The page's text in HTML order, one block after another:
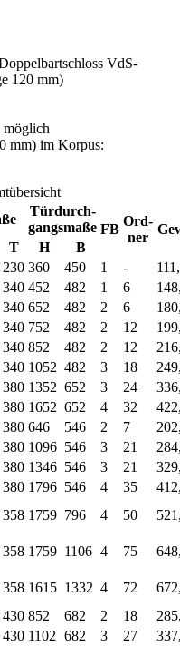
VdS-
120 mm)
möglich
mm) im Korpus:
Türdurch-
gangsmaße FB
Ord-
ner
T H
B
230 360 450 1 -
340 452 482 1 6
340 652 482 2 6
340 752 482 2 12
340 852 482 2 12
340 1052 482 3 18
380 1352 652 3 24
380 1652 652 4 32
380 646 546 2 7
380 1096 546 3 21
380 1346 546 3 21
380 1796 546 4 35
358 1759 796 4 50
358 1759 1106 4 75
358 1615 1332 4 72
430 852 682 2 18
430 1102 682 3 27